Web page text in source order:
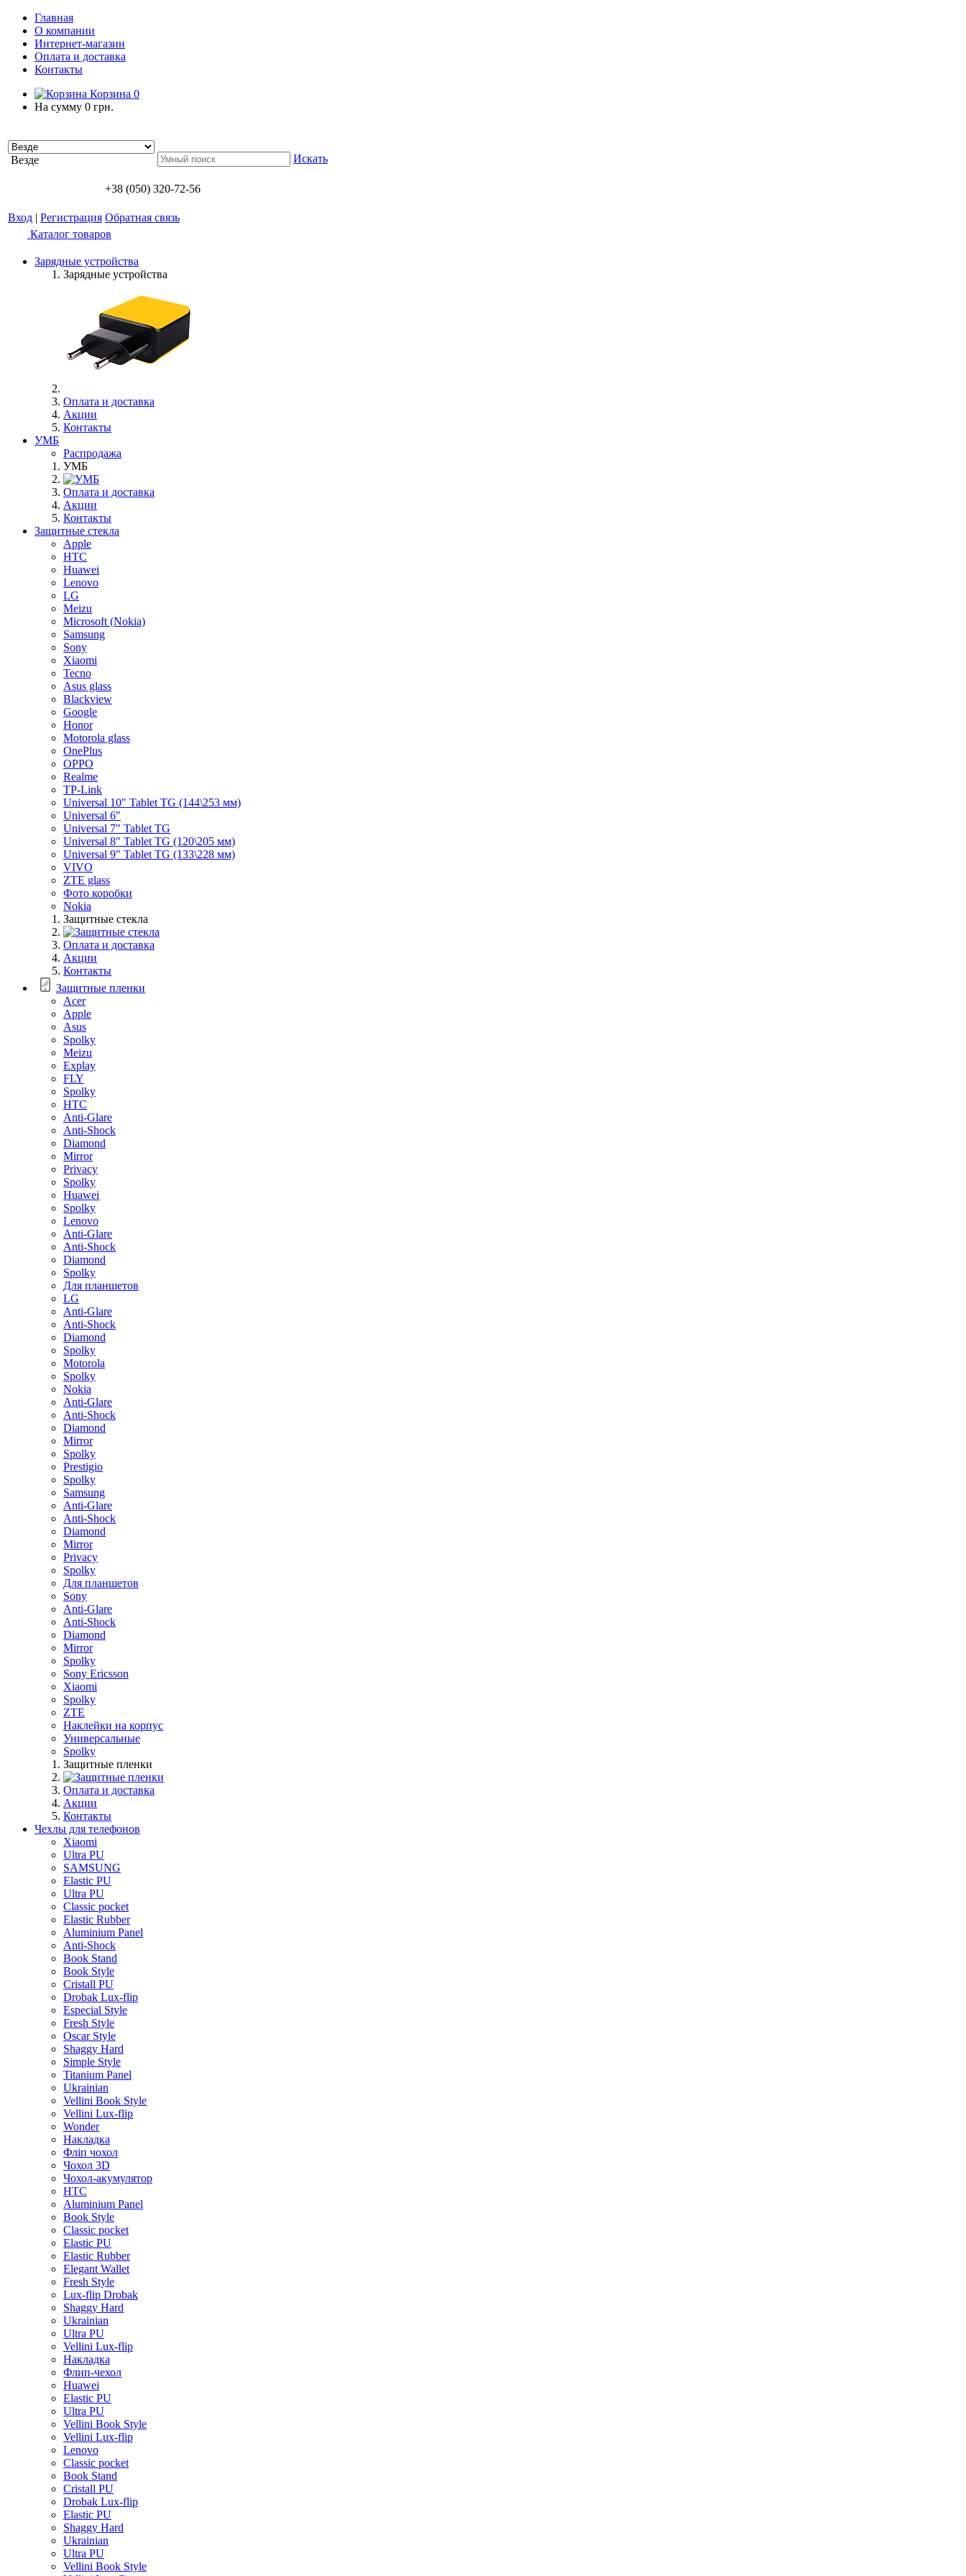
Главная
О компании
Интернет-магазин
Оплата и доставка
Контакты
Корзина 0
На сумму 0 грн.
Везде Искать
+38 (050) 320-72-56
Вход | Регистрация Обратная связь
Каталог товаров
Зарядные устройства
Зарядные устройства
Оплата и доставка
Акции
Контакты
УМБ
Распродажа
УМБ
Оплата и доставка
Акции
Контакты
Защитные стекла
Apple
HTC
Huawei
Lenovo
LG
Meizu
Microsoft (Nokia)
Samsung
Sony
Xiaomi
Tecno
Asus glass
Blackview
Google
Honor
Motorola glass
OnePlus
OPPO
Realme
TP-Link
Universal 10" Tablet TG (144\253 мм)
Universal 6"
Universal 7" Tablet TG
Universal 8" Tablet TG (120\205 мм)
Universal 9" Tablet TG (133\228 мм)
VIVO
ZTE glass
Фото коробки
Nokia
Защитные стекла
Оплата и доставка
Акции
Контакты
Защитные пленки
Acer
Apple
Asus
Spolky
Meizu
Explay
FLY
Spolky
HTC
Anti-Glare
Anti-Shock
Diamond
Mirror
Privacy
Spolky
Huawei
Spolky
Lenovo
Anti-Glare
Anti-Shock
Diamond
Spolky
Для планшетов
LG
Anti-Glare
Anti-Shock
Diamond
Spolky
Motorola
Spolky
Nokia
Anti-Glare
Anti-Shock
Diamond
Mirror
Spolky
Prestigio
Spolky
Samsung
Anti-Glare
Anti-Shock
Diamond
Mirror
Privacy
Spolky
Для планшетов
Sony
Anti-Glare
Anti-Shock
Diamond
Mirror
Spolky
Sony Ericsson
Xiaomi
Spolky
ZTE
Наклейки на корпус
Универсальные
Spolky
Защитные пленки
Оплата и доставка
Акции
Контакты
Чехлы для телефонов
Xiaomi
Ultra PU
SAMSUNG
Elastic PU
Ultra PU
Classic pocket
Elastic Rubber
Aluminium Panel
Anti-Shock
Book Stand
Book Style
Cristall PU
Drobak Lux-flip
Especial Style
Fresh Style
Oscar Style
Shaggy Hard
Simple Style
Titanium Panel
Ukrainian
Vellini Book Style
Vellini Lux-flip
Wonder
Накладка
Фліп чохол
Чохол 3D
Чохол-акумулятор
HTC
Aluminium Panel
Book Style
Classic pocket
Elastic PU
Elastic Rubber
Elegant Wallet
Fresh Style
Lux-flip Drobak
Shaggy Hard
Ukrainian
Ultra PU
Vellini Lux-flip
Накладка
Флип-чехол
Huawei
Elastic PU
Ultra PU
Vellini Book Style
Vellini Lux-flip
Lenovo
Classic pocket
Book Stand
Cristall PU
Drobak Lux-flip
Elastic PU
Shaggy Hard
Ukrainian
Ultra PU
Vellini Book Style